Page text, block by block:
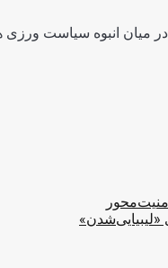
انبوه سیاست ورزی